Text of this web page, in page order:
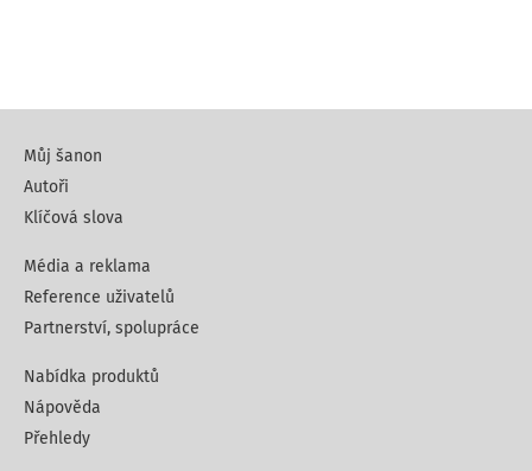
Můj šanon
Autoři
Klíčová slova
Média a reklama
Reference uživatelů
Partnerství, spolupráce
Nabídka produktů
Nápověda
Přehledy